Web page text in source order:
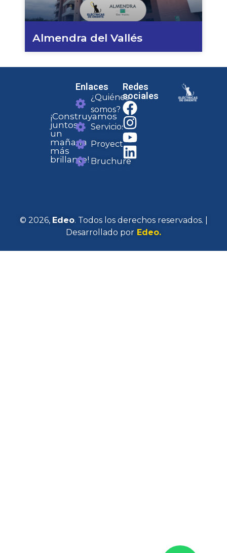
Almendra del Vallés
¡Construyamos
juntos
un
mañana
más
brillante!
Enlaces
¿Quiénes
somos?
Servicios
Proyectos
Bruchure
Redes
sociales
© 2026, Edeo. Todos los derechos reservados. |
Desarrollado por Edeo.